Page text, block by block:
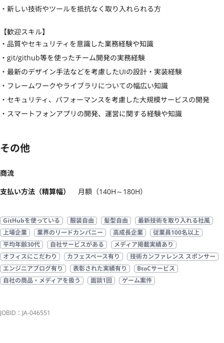
・新しい技術やツールを抵抗なく取り入れられる方
【歓迎スキル】
・品質やセキュリティを意識した業務経験や知識
・git/github等を使ったチーム開発の実務経験
・最新のデザイン手法などを考慮したUIの設計・実装経験
・フレームワークやライブラリについての幅広い知識
・セキュリティ、パフォーマンスを考慮した大規模サービスの開発
・スマートフォンアプリの開発、運営に関する経験や知識
その他
商流
支払い方法（精算幅）
月額（140H～180H）
GitHubを使っている 服装自由 髪型自由
最新技術を取り入れる社風
上場企業
業界のリードカンパニー 高成長企業
従業員100名以上
平均年齢30代
自社サービスがある
メディア掲載実績あり
オフィスにこだわり
カフェスペース有り
技術カンファレンス スポンサー
エンジニアブログ有り
表彰された実績有り
BtoCサービス
自社の商品・メディアを扱う
面談1回 ゲーム案件
JOBID：JA-046551